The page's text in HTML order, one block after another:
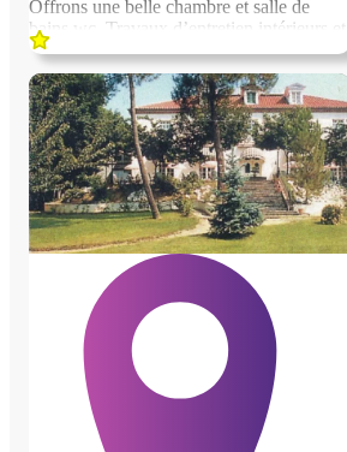
Offrons une belle chambre et salle de
bains wc. Travaux d’entretien intérieurs et
extérieurs, bricolage (15 heures/semaine à
définir). Habitons à la campagne au nord
du département des Hautes-Pyrénées (37
kms de Tarbes, 43 de Pau, 34
d’Aire/Adour, 69 d’Auch, 53 de Lourdes,
150 de Toulouse sans autoroute, 158 de
Bayonne avec autoroute) à quelques
kilomètres de la petite ville de
Maubourguet (65700) dans une grande
maison, au milieu d’un parc de 2300 m2.
Environnement privilégié, communion
avec la nature. Sommes deux hommes de
la même famille, presque septuagénaires, à
la santé plutôt fragile, et avons des
difficultés à tout assumer. Il y a quelques
animaux, 1 chat, 2 canards colvert
d’ornement, 2 couples de colombes
blanches. Si l’hébergé venait à convenir, il
serait considéré comme faisant parti de la